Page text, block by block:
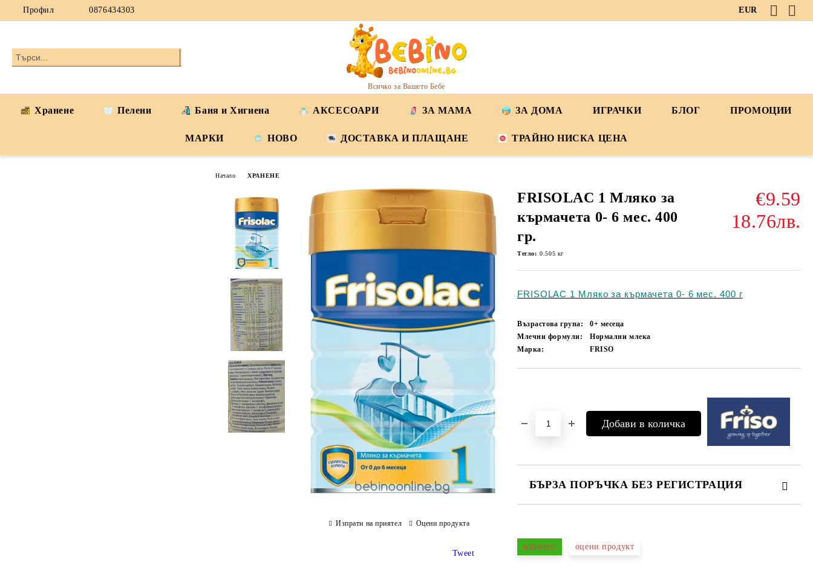
Профил 0876434303 EUR
Всичко за Вашето Бебе
Хранене Пелени Баня и Хигиена АКСЕСОАРИ ЗА МАМА ЗА ДОМА ИГРАЧКИ БЛОГ ПРОМОЦИИ
МАРКИ НОВО ДОСТАВКА И ПЛАЩАНЕ ТРАЙНО НИСКА ЦЕНА
Начало ХРАНЕНЕ
FRISOLAC 1 Мляко за
кърмачета 0- 6 мес. 400
гр.
€9.59
18.76лв.
Тегло: 0.505 кг
FRISOLAC 1 Мляко за кърмачета 0- 6 мес. 400 г
Възрастова група:
0+ месеца
Млечни формули:
Нормални млека
Марка:
FRISO
БЪРЗА ПОРЪЧКА БЕЗ РЕГИСТРАЦИЯ
наличен оцени продукт
Изпрати на приятел Оцени продукта
Tweet